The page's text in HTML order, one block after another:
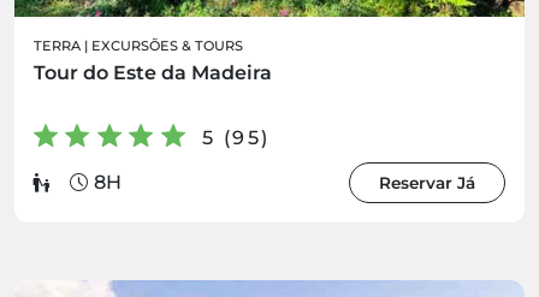
TERRA | EXCURSÕES & TOURS
Tour do Este da Madeira
5 (95)
8H
Reservar Já